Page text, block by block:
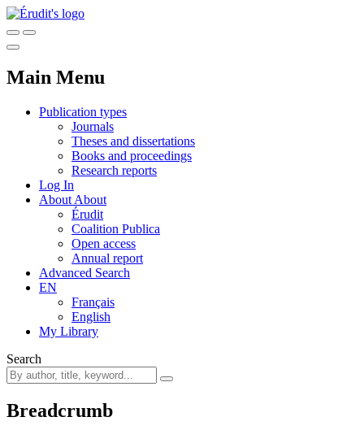
Main Menu
Publication types
Journals
Theses and dissertations
Books and proceedings
Research reports
Log In
About About
Érudit
Coalition Publica
Open access
Annual report
Advanced Search
EN
Français
English
My Library
Search
Breadcrumb